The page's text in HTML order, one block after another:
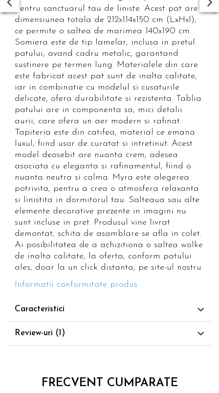
pentru sanctuarul tau de liniste. Acest pat are
dimensiunea totala de 212x114x150 cm (LxHxl),
ce permite o saltea de marimea 140x190 cm.
Somiera este de tip lamelar, inclusa in pretul
patului, avand cadru metalic, garantand
sustinere pe termen lung. Materialele din care
este fabricat acest pat sunt de inalta calitate,
iar in combinatie cu modelul si cusaturile
delicate, ofera durabilitate si rezistenta. Tablia
patului are in componenta sa, mici detalii
aurii, care ofera un aer modern si rafinat.
Tapiteria este din catifea, material ce emana
luxul, fiind usor de curatat si intretinut. Acest
model deosebit are nuanta crem, adesea
asociata cu eleganta si rafinamentul, fiind o
nuanta neutra si calma. Myra este alegerea
potrivita, pentru a crea o atmosfera relaxanta
si linistita in dormitorul tau. Salteaua sau alte
elemente decorative prezente in imagini nu
sunt incluse in pret. Produsul vine livrat
demontat, schita de asamblare se afla in colet.
Ai posibilitatea de a achizitiona o saltea wolke
de inalta calitate, la oferta, conform patului
ales, doar la un click distanta, pe site-ul nostru.
Informatii conformitate produs
Caracteristici
Review-uri (1)
FRECVENT CUMPARATE